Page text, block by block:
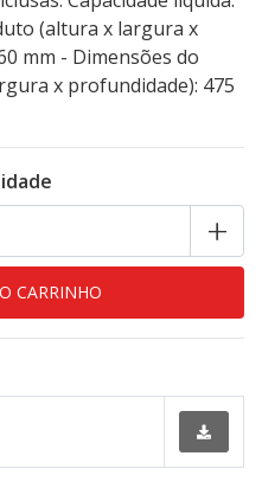
(altura x largura x
mm - Dimensões do
x profundidade): 475
+